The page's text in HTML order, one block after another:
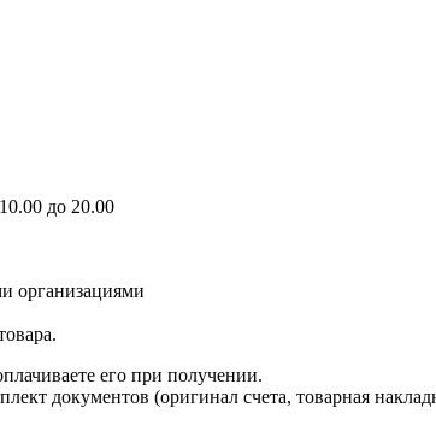
до 20.00
организациями
его при получении.
документов (оригинал счета, товарная